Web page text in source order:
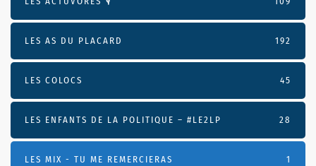
LES AS DU PLACARD 192
LES COLOCS 45
LES ENFANTS DE LA POLITIQUE – #LE2LP 28
LES MIX - TU ME REMERCIERAS 1